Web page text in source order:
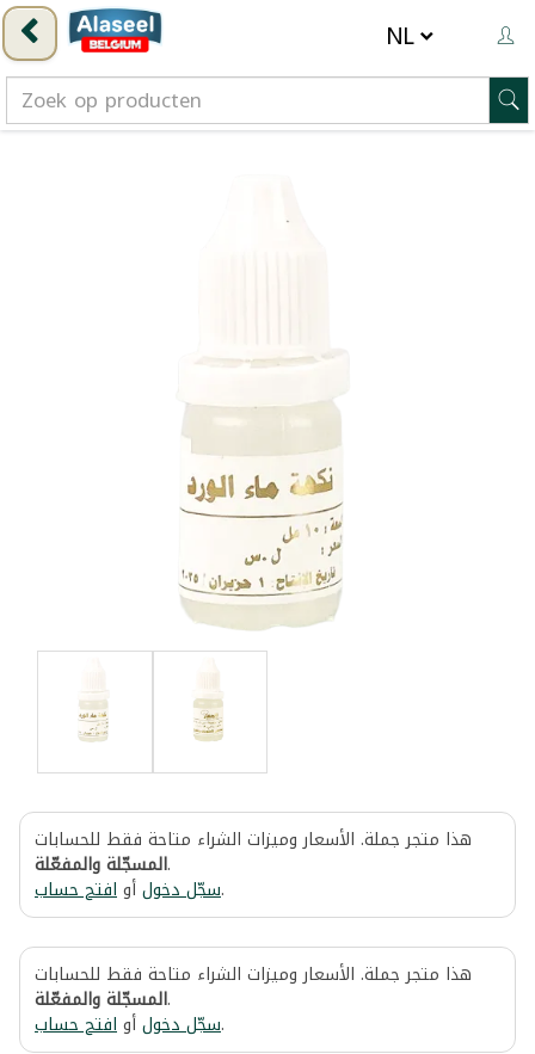
هذا متجر جملة. الأسعار وميزات الشراء متاحة فقط للحسابات
المسجّلة والمفعّلة.
سجّل دخولأوافتح حساب .
هذا متجر جملة. الأسعار وميزات الشراء متاحة فقط للحسابات
المسجّلة والمفعّلة.
سجّل دخولأوافتح حساب .